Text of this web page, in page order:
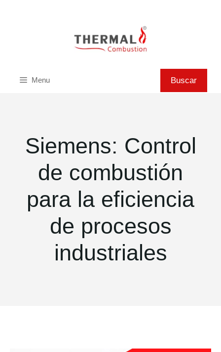
Menu Buscar
Siemens: Control
de combustión
para la eficiencia
de procesos
industriales